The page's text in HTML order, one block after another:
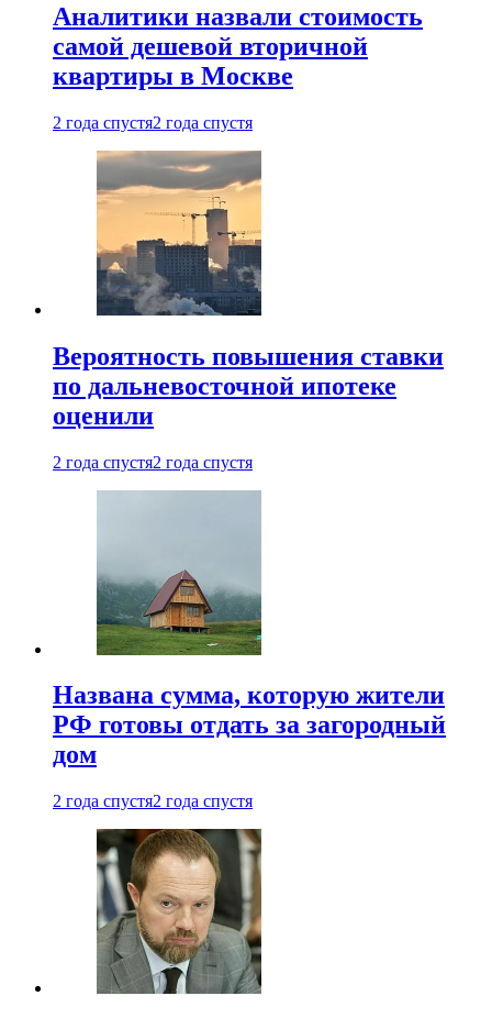
Аналитики назвали стоимость
самой дешевой вторичной
квартиры в Москве
2 года спустя2 года спустя
Вероятность повышения ставки
по дальневосточной ипотеке
оценили
2 года спустя2 года спустя
Названа сумма, которую жители
РФ готовы отдать за загородный
дом
2 года спустя2 года спустя